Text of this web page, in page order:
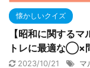
懐かしいクイズ
【昭和に関する
トレに最適な◯×
2023/10/21 マ